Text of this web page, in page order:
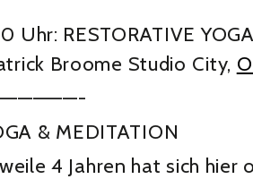
Uhr: RESTORATIVE
Broome Studio City,
& MEDITATION
4 Jahren hat sich hier